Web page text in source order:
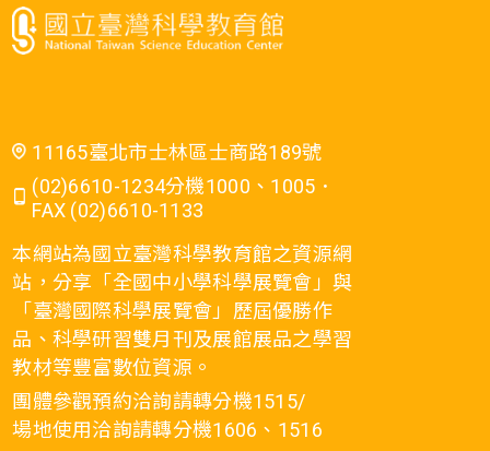
11165臺北市士林區士商路189號
(02)6610-1234分機1000、1005．
FAX (02)6610-1133
本網站為國立臺灣科學教育館之資源網
站，分享「全國中小學科學展覽會」與
「臺灣國際科學展覽會」歷屆優勝作
品、科學研習雙月刊及展館展品之學習
教材等豐富數位資源。
團體參觀預約洽詢請轉分機1515/
場地使用洽詢請轉分機1606、1516